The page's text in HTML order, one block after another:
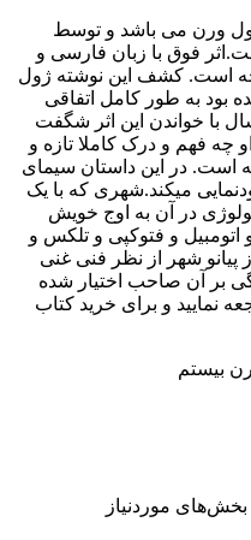
ورن می باشد و توسط
فوق با زبان فارسی و
است. کشف این نوشته ژول
بود به طور کامل اتفاقی
با خواندن این اثر شگفت
چه فهم و درک کاملا تازه و
است. در این داستان سیمای
میکند.شهری که با یک
در آن به اوج خویش
اتومبیل و فتوکپی و تلکس و
شهر از نظر فنی غنی
بر آن صاحب اختیار شده
نمایید و برای خرید کتاب
بخش‌های موردنیاز